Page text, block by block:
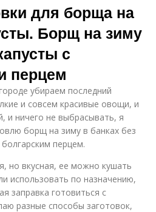
для борща на
Борщ на зиму
с
перцем
убираем последний
и совсем красивые овощи, и
и ничего не выбрасывать, я
борщ на зиму в банках без
перцем.
но вкусная, ее можно кушать
использовать по назначению,
заправка готовиться с
разные способы заготовок,